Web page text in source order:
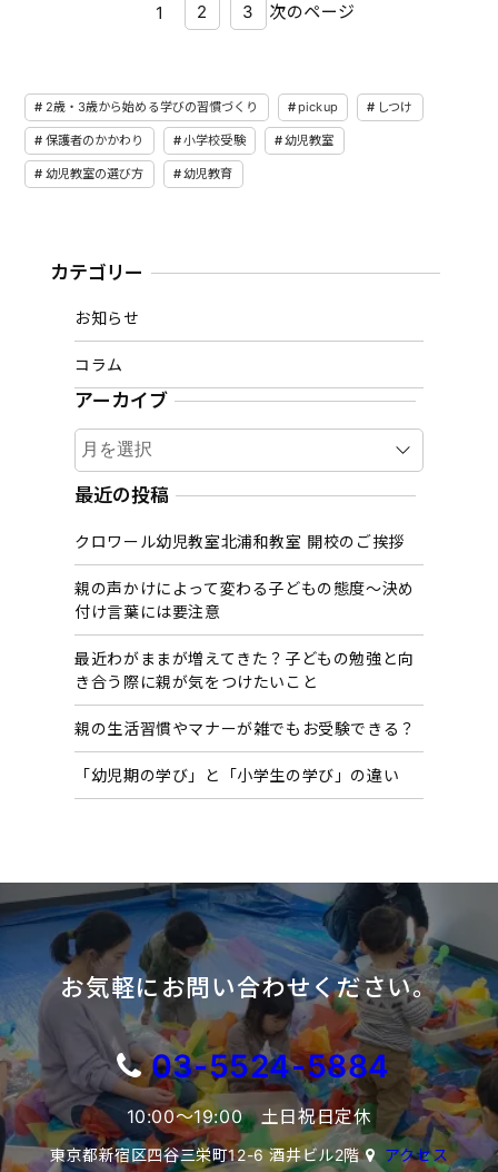
1 2 3 次のページ
2歳・3歳から始める学びの習慣づくり pickup しつけ
保護者のかかわり 小学校受験 幼児教室
幼児教室の選び方 幼児教育
カテゴリー
お知らせ
コラム
アーカイブ
ア
ー
カ
ブ
最近の投稿
クロワール幼児教室北浦和教室 開校のご挨拶
親の声かけによって変わる子どもの態度〜決め
付け言葉には要注意
最近わがままが増えてきた？子どもの勉強と向
き合う際に親が気をつけたいこと
親の生活習慣やマナーが雑でもお受験できる？
「幼児期の学び」と「小学生の学び」の違い
お気軽にお問い合わせください。
03-5524-5884
10:00〜19:00 土日祝日定休
東京都新宿区四谷三栄町12-6 酒井ビル2階 アクセス